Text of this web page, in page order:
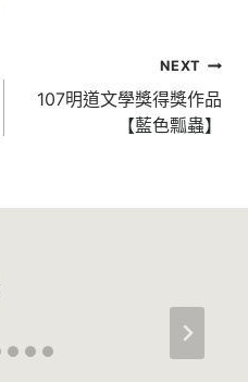
NEXT
107明道文學獎得獎作品
【藍色瓢蟲】